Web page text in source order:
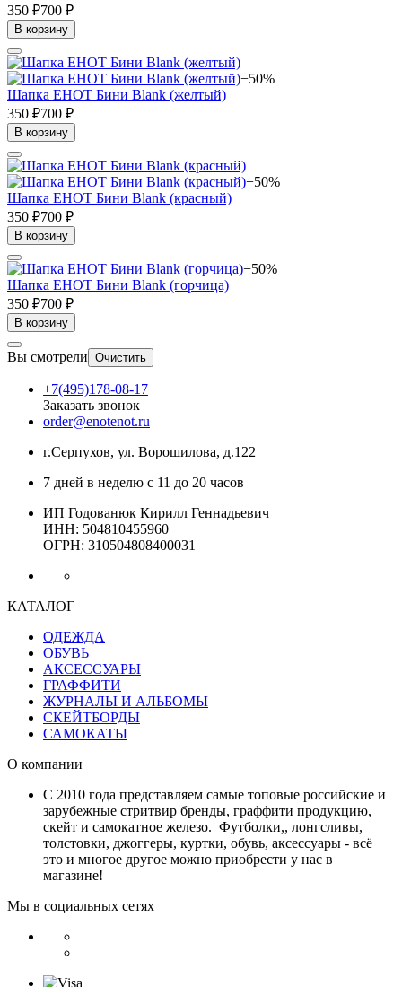
350 ₽700 ₽
В корзину
−50%
Шапка ЕНОТ Бини Blank (желтый)
350 ₽700 ₽
В корзину
−50%
Шапка ЕНОТ Бини Blank (красный)
350 ₽700 ₽
В корзину
−50%
Шапка ЕНОТ Бини Blank (горчица)
350 ₽700 ₽
В корзину
Вы смотрели Очистить
+7(495)178-08-17
Заказать звонок
order@enotenot.ru
г.Серпухов, ул. Ворошилова, д.122
7 дней в неделю с 11 до 20 часов
ИП Годованюк Кирилл Геннадьевич
ИНН: 504810455960
ОГРН: 310504808400031
КАТАЛОГ
ОДЕЖДА
ОБУВЬ
АКСЕССУАРЫ
ГРАФФИТИ
ЖУРНАЛЫ И АЛЬБОМЫ
СКЕЙТБОРДЫ
САМОКАТЫ
О компании
С 2010 года представляем самые топовые российские и
зарубежные стритвир бренды, граффити продукцию,
скейт и самокатное железо. Футболки,, лонгсливы,
толстовки, джоггеры, куртки, обувь, аксессуары - всё
это и многое другое можно приобрести у нас в
магазине!
Мы в социальных сетях